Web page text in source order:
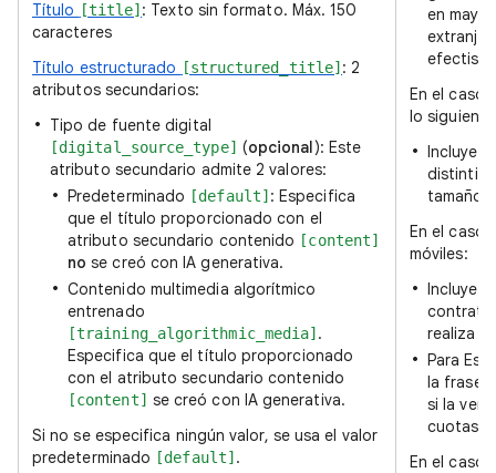
Título
[title] : Texto sin formato. Máx. 150
caracteres
Título estructurado
[structured_title] : 2
atributos secundarios:
Tipo de fuente digital
[digital_source_type] (opcional): Este
atributo secundario admite 2 valores:
Predeterminado [default] : Especifica
que el título proporcionado con el
atributo secundario contenido [content]
no se creó con IA generativa.
Contenido multimedia algorítmico
entrenado
[training_algorithmic_media] .
Especifica que el título proporcionado
con el atributo secundario contenido
[content] se creó con IA generativa.
Si no se especifica ningún valor, se usa el valor
predeterminado [default] .
en
En el caso
lo
Incluye
tamaño.
En el caso
móviles:
Incluye
realiza
Para
la frase
si la
cuotas.
En el caso